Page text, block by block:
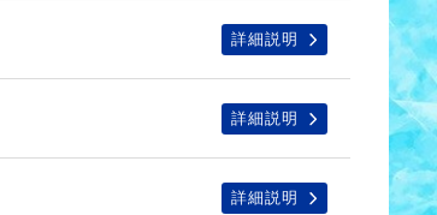
詳細説明
詳細説明
詳細説明